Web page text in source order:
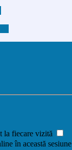
la fiecare vizită
în această sesiune